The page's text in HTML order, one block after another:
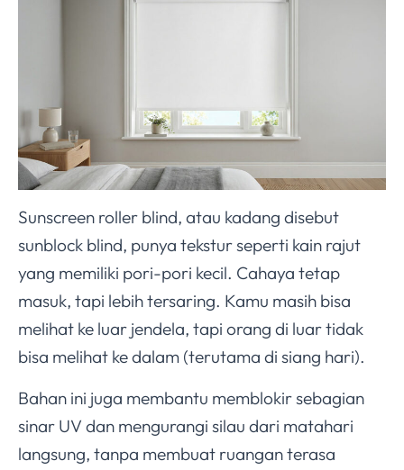
Sunscreen roller blind, atau kadang disebut
sunblock blind, punya tekstur seperti kain rajut
yang memiliki pori-pori kecil. Cahaya tetap
masuk, tapi lebih tersaring. Kamu masih bisa
melihat ke luar jendela, tapi orang di luar tidak
bisa melihat ke dalam (terutama di siang hari).
Bahan ini juga membantu memblokir sebagian
sinar UV dan mengurangi silau dari matahari
langsung, tanpa membuat ruangan terasa